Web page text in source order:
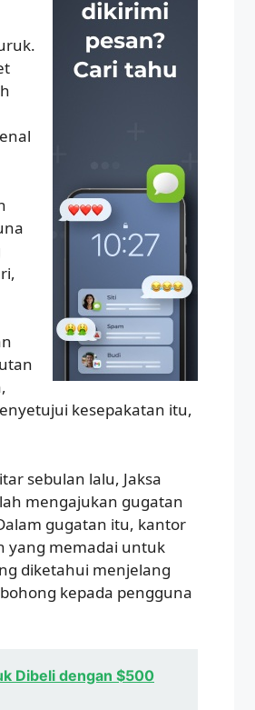
kesepakatan itu,
sebulan lalu, Jaksa
mengajukan gugatan
gugatan itu, kantor
yang memadai untuk
diketahui menjelang
kepada pengguna
Dibeli dengan $500